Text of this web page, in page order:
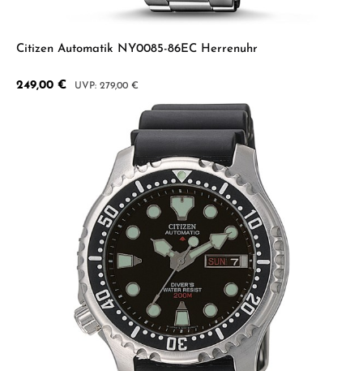
Citizen Automatik NY0085-86EC Herrenuhr
Verkaufspreis:
249,00 € Regulärer Preis:
279,00 €